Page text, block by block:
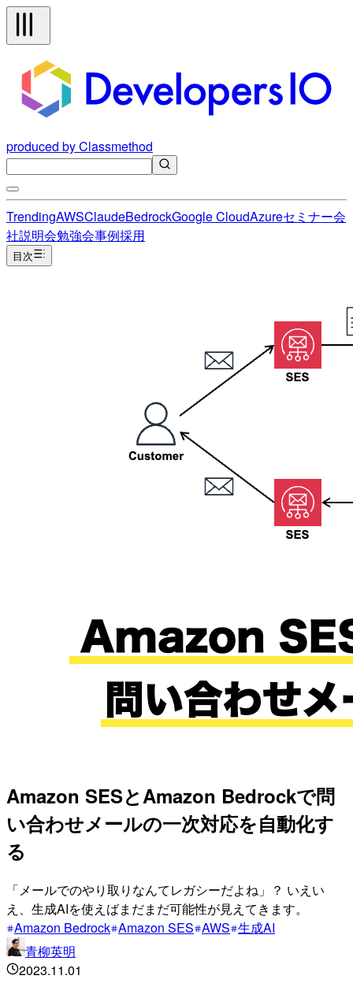
produced by Classmethod
TrendingAWSClaudeBedrockGoogle CloudAzureセミナー会
社説明会勉強会事例採用
目次
Amazon SESとAmazon Bedrockで問
い合わせメールの一次対応を自動化す
る
「メールでのやり取りなんてレガシーだよね」？ いえい
え、生成AIを使えばまだまだ可能性が見えてきます。
Amazon Bedrock Amazon SES AWS 生成AI
青柳英明
2023.11.01